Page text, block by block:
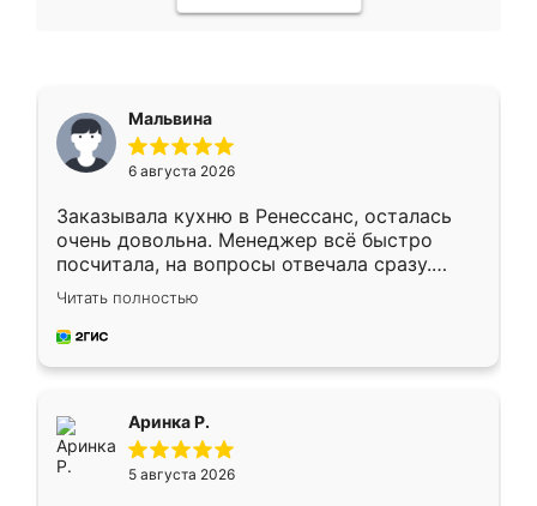
Мальвина
6 августа 2026
Заказывала кухню в Ренессанс, осталась
очень довольна. Менеджер всё быстро
посчитала, на вопросы отвечала сразу.
Замерщик приехал в субботу, подошёл к
делу со всей ответственностью. Собрали
за день, ребята работали аккуратно, даже
Читать полностью
Аринка Р.
5 августа 2026